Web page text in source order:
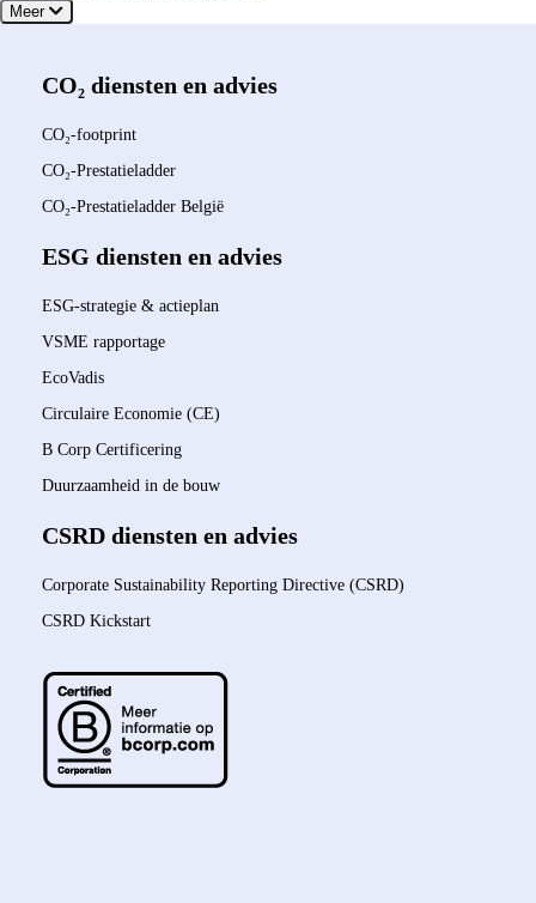
Meer
CO₂ diensten en advies
CO₂-footprint
CO₂-Prestatieladder
CO₂-Prestatieladder België
ESG diensten en advies
ESG-strategie & actieplan
VSME rapportage
EcoVadis
Circulaire Economie (CE)
B Corp Certificering
Duurzaamheid in de bouw
CSRD diensten en advies
Corporate Sustainability Reporting Directive (CSRD)
CSRD Kickstart